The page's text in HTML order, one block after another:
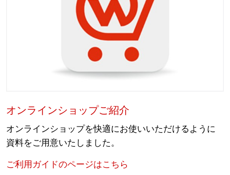
オンラインショップご紹介
オンラインショップを快適にお使いいただけるように
資料をご用意いたしました。
ご利用ガイドのページはこちら